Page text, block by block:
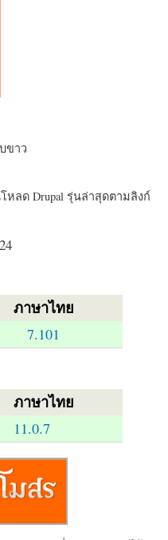
ขาว
หลด Drupal รุ่นล่าสุดตามลิงก์
ภาษาไทย
7.101
ภาษาไทย
11.0.7